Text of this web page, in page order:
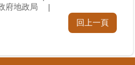
府地政局
回上一頁